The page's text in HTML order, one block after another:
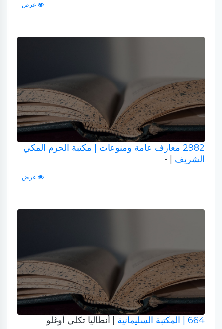
عرض
2982 معارف عامة ومنوعات
| مكتبة الحرم المكي
الشريف
| -
عرض
664 | المكتبة السليمانية | أنطاليا تكلي أوغلو